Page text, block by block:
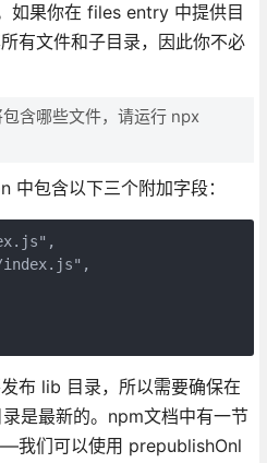
如果你在 files entry 中提供目
有文件和子目录，因此你不必
含哪些文件，请运行 npx
包含以下三个附加字段：
布 lib 目录，所以需要确保在
是最新的。npm文档中有一节
我们可以使用 prepublishOnl